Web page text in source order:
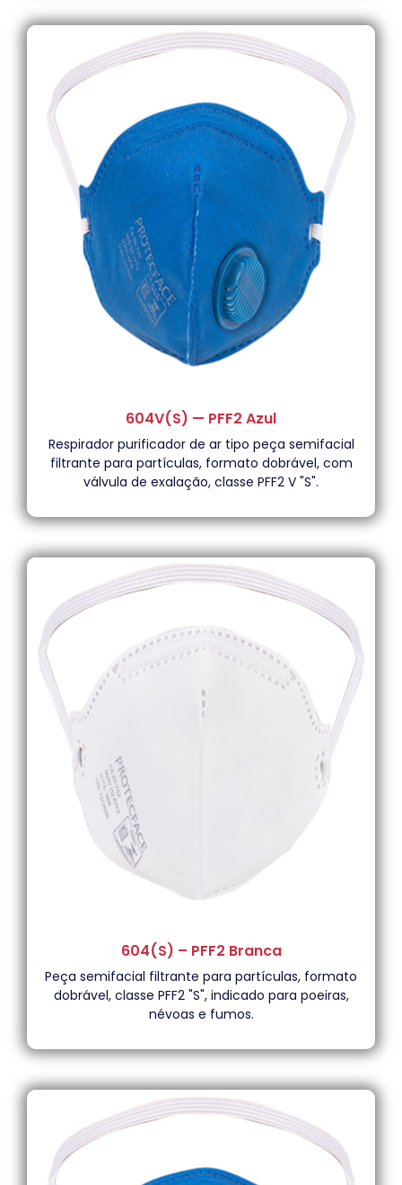
604V(S) — PFF2 Azul
Respirador purificador de ar tipo peça semifacial
filtrante para partículas, formato dobrável, com
válvula de exalação, classe PFF2 V "S".
604(S) – PFF2 Branca
Peça semifacial filtrante para partículas, formato
dobrável, classe PFF2 "S", indicado para poeiras,
névoas e fumos.